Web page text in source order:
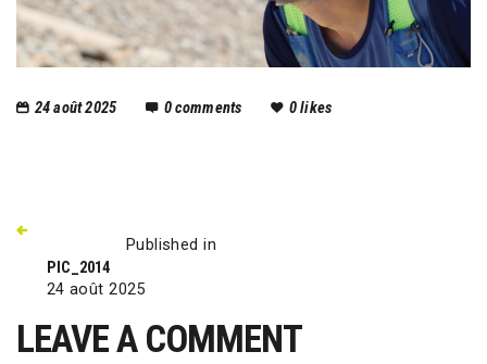
24 août 2025 0comments 0likes
Published in
PIC_2014
24 août 2025
LEAVE A COMMENT